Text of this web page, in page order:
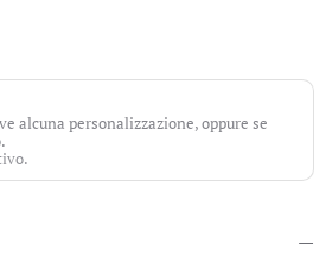
alcuna personalizzazione, oppure se
—